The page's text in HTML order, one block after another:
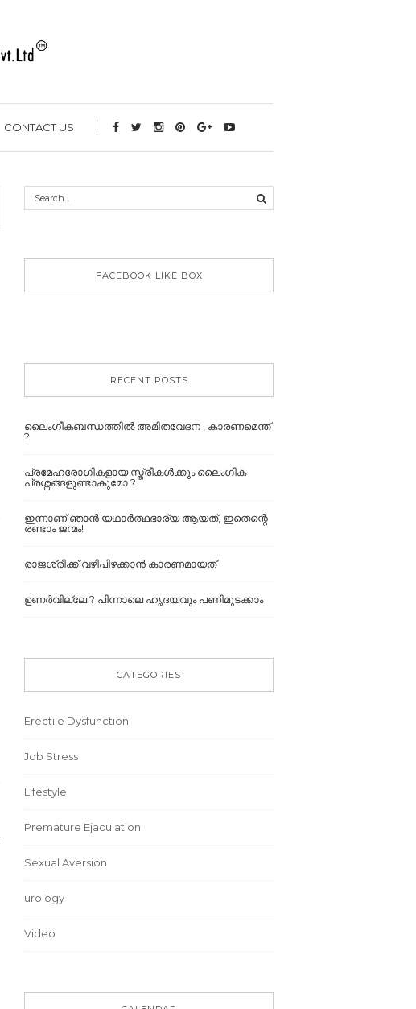
CONTACT US
FACEBOOK LIKE BOX
RECENT POSTS
ലൈംഗീകബന്ധത്തില്‍ അമിതവേദന , കാരണമെന്ത്
?
പ്രമേഹരോഗികളായ സ്ത്രീകൾക്കും ലൈംഗിക
പ്രശ്നങ്ങളുണ്ടാകുമോ ?
ഇന്നാണ് ഞാൻ യഥാർത്ഥഭാര്യ ആയത്, ഇതെന്റെ
രണ്ടാം ജന്മം!
രാജശ്രീക്ക് വഴിപിഴക്കാൻ കാരണമായത്
ഉണർവില്ലേ ? പിന്നാലെ ഹൃദയവും പണിമുടക്കാം
CATEGORIES
Erectile Dysfunction
Job Stress
Lifestyle
Premature Ejaculation
Sexual Aversion
urology
Video